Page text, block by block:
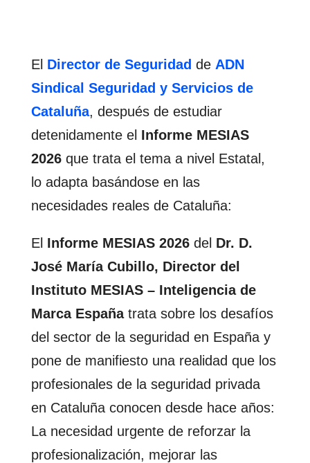
El Director de Seguridad de ADN
Sindical Seguridad y Servicios de
Cataluña, después de estudiar
detenidamente el Informe MESIAS
2026que trata el tema a nivel Estatal,
lo adapta basándose en las
necesidades reales de Cataluña:
El Informe MESIAS 2026del Dr. D.
José María Cubillo, Director del
Instituto MESIAS – Inteligencia de
Marca Españatrata sobre los desafíos
del sector de la seguridad en España y
pone de manifiesto una realidad que los
profesionales de la seguridad privada
en Cataluña conocen desde hace años:
La necesidad urgente de reforzar la
profesionalización, mejorar las